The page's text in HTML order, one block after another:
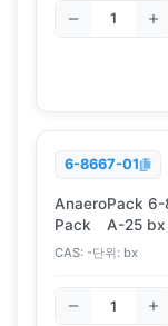
6-8667-01
AnaeroPack 6-
Pack A-25 bx
CAS: -단위: bx